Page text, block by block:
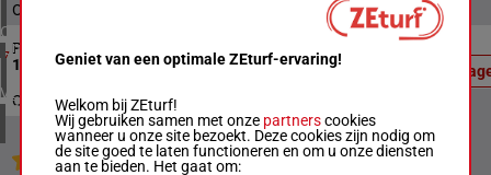
CHILI
1 meeting(s)
VERENIGDE STATEN
4 meeting(s)
Officiële uitslag : 4 - 7 - 8 - 1
7Prix Vince Insurance Class
1 Plate
101200m08:34
Officiële
Officiële uitslag : 2 - 7 - 1 - 13
Jouw favoriete paarden
Geniet van een optimale ZEturf-ervaring!
Welkom bij ZEturf!
Wij gebruiken samen met onze partnerscookies
wanneer u onze site bezoekt. Deze cookies zijn nodig om
de site goed te laten functioneren en om u onze diensten
aan te bieden. Het gaat om: